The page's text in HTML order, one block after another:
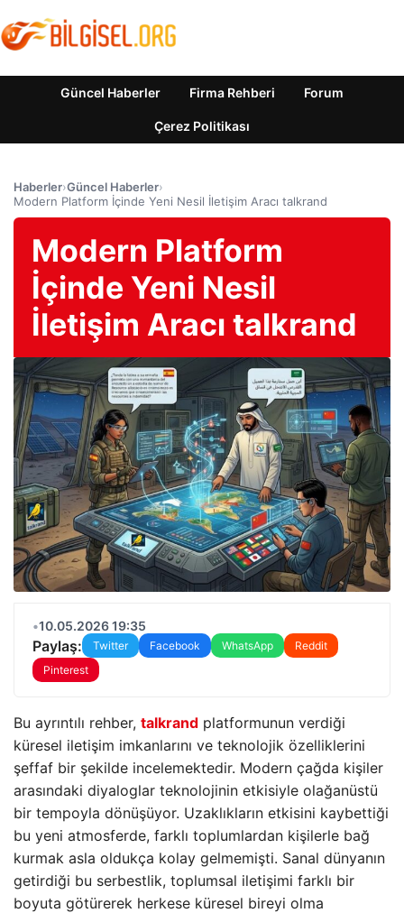
Güncel Haberler Firma Rehberi Forum
Çerez Politikası
Haberler›Güncel Haberler›
Modern Platform İçinde Yeni Nesil İletişim Aracı talkrand
Modern Platform
İçinde Yeni Nesil
İletişim Aracı talkrand
•10.05.2026 19:35
Paylaş: Twitter Facebook WhatsApp
Reddit
Pinterest
Bu ayrıntılı rehber, talkrand platformunun verdiği
küresel iletişim imkanlarını ve teknolojik özelliklerini
şeffaf bir şekilde incelemektedir. Modern çağda kişiler
arasındaki diyaloglar teknolojinin etkisiyle olağanüstü
bir tempoyla dönüşüyor. Uzaklıkların etkisini kaybettiği
bu yeni atmosferde, farklı toplumlardan kişilerle bağ
kurmak asla oldukça kolay gelmemişti. Sanal dünyanın
getirdiği bu serbestlik, toplumsal iletişimi farklı bir
boyuta götürerek herkese küresel bireyi olma